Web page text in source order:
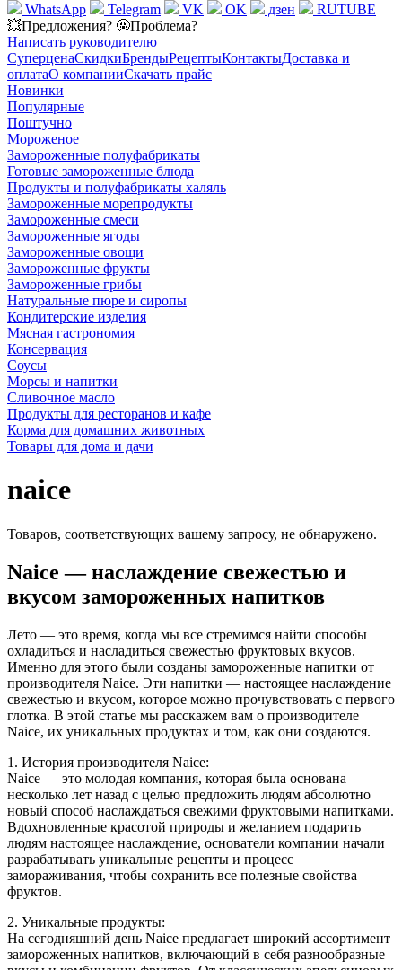
WhatsApp
Telegram VK OK дзен
RUTUBE
💥Предложения? 🤬Проблема?
Написать руководителю
СуперценаСкидкиБрендыРецептыКонтактыДоставка и
оплатаО компанииСкачать прайс
Новинки
Популярные
Поштучно
Мороженое
Замороженные полуфабрикаты
Готовые замороженные блюда
Продукты и полуфабрикаты халяль
Замороженные морепродукты
Замороженные смеси
Замороженные ягоды
Замороженные овощи
Замороженные фрукты
Замороженные грибы
Натуральные пюре и сиропы
Кондитерские изделия
Мясная гастрономия
Консервация
Соусы
Морсы и напитки
Сливочное масло
Продукты для ресторанов и кафе
Корма для домашних животных
Товары для дома и дачи
naice
Товаров, соответствующих вашему запросу, не обнаружено.
Naice — наслаждение свежестью и
вкусом замороженных напитков
Лето — это время, когда мы все стремимся найти способы
охладиться и насладиться свежестью фруктовых вкусов.
Именно для этого были созданы замороженные напитки от
производителя Naice. Эти напитки — настоящее наслаждение
свежестью и вкусом, которое можно прочувствовать с первого
глотка. В этой статье мы расскажем вам о производителе
Naice, их уникальных продуктах и том, как они создаются.
1. История производителя Naice:
Naice — это молодая компания, которая была основана
несколько лет назад с целью предложить людям абсолютно
новый способ наслаждаться свежими фруктовыми напитками.
Вдохновленные красотой природы и желанием подарить
людям настоящее наслаждение, основатели компании начали
разрабатывать уникальные рецепты и процесс
замораживания, чтобы сохранить все полезные свойства
фруктов.
2. Уникальные продукты:
На сегодняшний день Naice предлагает широкий ассортимент
замороженных напитков, включающий в себя разнообразные